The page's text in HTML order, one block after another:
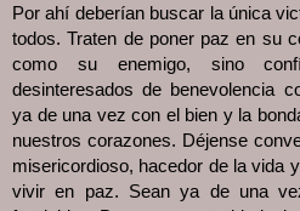
Por ahí deberían buscar la única
todos. Traten de poner paz en su
como su enemigo, sino
desinteresados de benevolencia
ya de una vez con el bien y la
nuestros corazones. Déjense
misericordioso, hacedor de la vida
vivir en paz. Sean ya de una